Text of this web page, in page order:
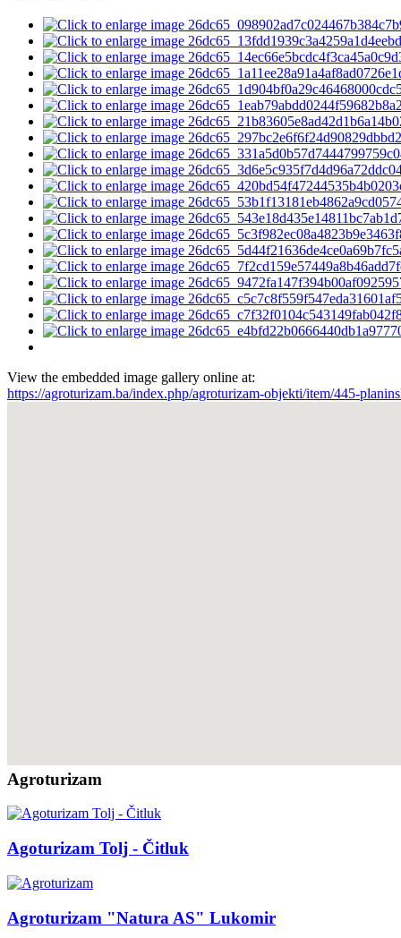
View the embedded image gallery online at:
https://agroturizam.ba/index.php/agroturizam-objekti/item/445-
Agroturizam
Agoturizam Tolj - Čitluk
Agroturizam "Natura AS" Lukomir